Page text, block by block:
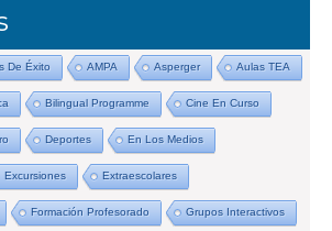
De Éxito AMPA Asperger Aulas TEA
Bilingual Programme Cine En Curso
Deportes En Los Medios
Excursiones Extraescolares
Formación Profesorado Grupos Interactivos